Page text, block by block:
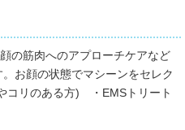
の筋肉へのアプローチケアなど
お顔の状態でマシーンをセレク
コリのある方) ・EMSトリート